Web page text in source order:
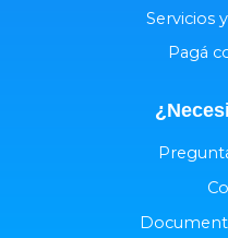
Servicios
Pagá